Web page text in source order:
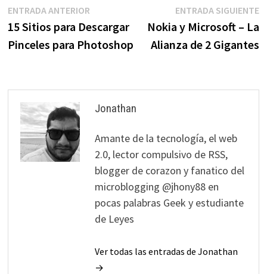
Navegación
de
entradas
ENTRADA ANTERIOREntrada
anterior:
15 Sitios para Descargar
Pinceles para Photoshop
ENTRADA SIGUIENTE
Nokia y Microsoft – La
Alianza de 2 Gigantes
Jonathan
Amante de la tecnología, el web
2.0, lector compulsivo de RSS,
blogger de corazon y fanatico del
microblogging @jhony88 en
pocas palabras Geek y estudiante
de Leyes
Ver todas las entradas de Jonathan
→